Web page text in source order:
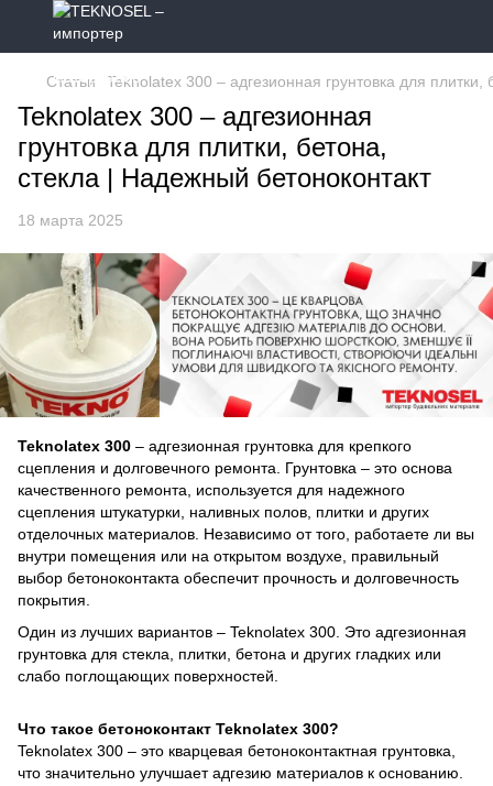
Статьи Teknolatex 300 – адгезионная грунтовка для
Teknolatex 300 – адгезионная
грунтовка для плитки, бетона,
стекла | Надежный бетоноконтакт
18 марта 2025
Teknolatex 300 – адгезионная грунтовка для крепкого
сцепления и долговечного ремонта. Грунтовка – это основа
качественного ремонта, используется для надежного
сцепления штукатурки, наливных полов, плитки и других
отделочных материалов. Независимо от того, работаете ли вы
внутри помещения или на открытом воздухе, правильный
выбор бетоноконтакта обеспечит прочность и долговечность
покрытия.
Один из лучших вариантов – Teknolatex 300. Это адгезионная
грунтовка для стекла, плитки, бетона и других гладких или
слабо поглощающих поверхностей.
Что такое бетоноконтакт Teknolatex 300?
Teknolatex 300 – это кварцевая бетоноконтактная грунтовка,
что значительно улучшает адгезию материалов к основанию.